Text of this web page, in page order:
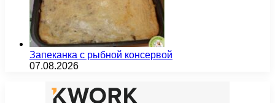
Запеканка с рыбной консервой
07.08.2026